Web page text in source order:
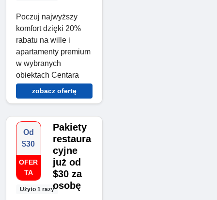
Poczuj najwyższy
komfort dzięki 20%
rabatu na wille i
apartamenty premium
w wybranych
obiektach Centara
zobacz ofertę
Od
$30
OFER
TA
Użyto 1 razy
Pakiety
restaura
cyjne
już od
$30 za
osobę